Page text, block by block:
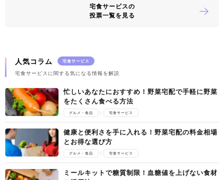
宅食サービスの
投票一覧を見る
人気コラム 宅食サービス
宅食サービスに関する気になる情報を解説
忙しいあなたにおすすめ！野菜宅配で手軽に野菜
をたくさん食べる方法
グルメ・食品 宅食サービス
健康と便利さを手に入れる！野菜宅配の料金相場
とお得な選び方
グルメ・食品 宅食サービス
ミールキットで糖質制限！血糖値を上げない食材